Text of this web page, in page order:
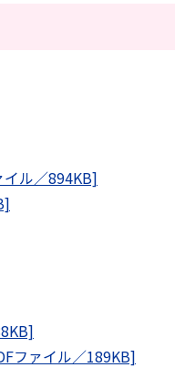
ル／894KB]
ファイル／189KB]